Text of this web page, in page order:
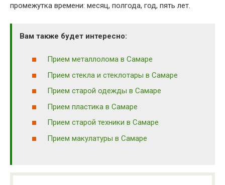
промежутка времени: месяц, полгода, год, пять лет.
Вам также будет интересно:
Прием металлолома в Самаре
Прием стекла и стеклотары в Самаре
Прием старой одежды в Самаре
Прием пластика в Самаре
Прием старой техники в Самаре
Прием макулатуры в Самаре